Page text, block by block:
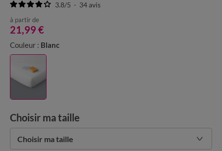
3.8/5 - 34avis
à partir de
21,99 €
Couleur : Blanc
Choisir ma taille
Choisir ma taille